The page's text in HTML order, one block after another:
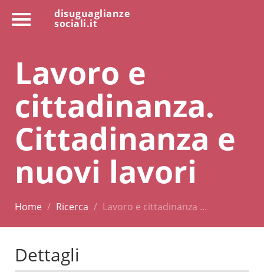
disuguaglianze
sociali.it
Lavoro e
cittadinanza.
Cittadinanza e
nuovi lavori
Home Ricerca Lavoro e cittadinanza …
Dettagli